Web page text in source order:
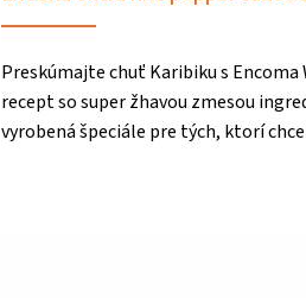
Preskúmajte chuť Karibiku s
recept so super žhavou zmesou
vyrobená špeciále pre tých, ktorí